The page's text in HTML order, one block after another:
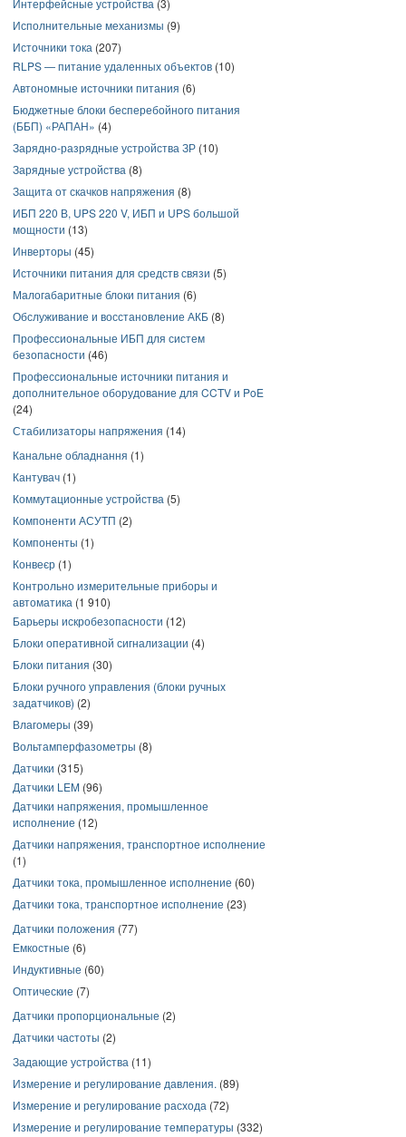
Интерфейсные устройства (3)
Исполнительные механизмы (9)
Источники тока (207)
RLPS — питание удаленных объектов (10)
Автономные источники питания (6)
Бюджетные блоки бесперебойного питания
(ББП) «РАПАН» (4)
Зарядно-разрядные устройства ЗР (10)
Зарядные устройства (8)
Защита от скачков напряжения (8)
ИБП 220 В, UPS 220 V, ИБП и UPS большой
мощности (13)
Инверторы (45)
Источники питания для средств связи (5)
Малогабаритные блоки питания (6)
Обслуживание и восстановление АКБ (8)
Профессиональные ИБП для систем
безопасности (46)
Профессиональные источники питания и
дополнительное оборудование для CCTV и PoE
(24)
Стабилизаторы напряжения (14)
Канальне обладнання (1)
Кантувач (1)
Коммутационные устройства (5)
Компоненти АСУТП (2)
Компоненты (1)
Конвеєр (1)
Контрольно измерительные приборы и
автоматика (1 910)
Барьеры искробезопасности (12)
Блоки оперативной сигнализации (4)
Блоки питания (30)
Блоки ручного управления (блоки ручных
задатчиков) (2)
Влагомеры (39)
Вольтамперфазометры (8)
Датчики (315)
Датчики LEM (96)
Датчики напряжения, промышленное
исполнение (12)
Датчики напряжения, транспортное исполнение
(1)
Датчики тока, промышленное исполнение (60)
Датчики тока, транспортное исполнение (23)
Датчики положения (77)
Емкостные (6)
Индуктивные (60)
Оптические (7)
Датчики пропорциональные (2)
Датчики частоты (2)
Задающие устройства (11)
Измерение и регулирование давления. (89)
Измерение и регулирование расхода (72)
Измерение и регулирование температуры (332)